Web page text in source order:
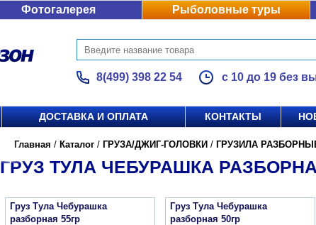
Фотогалерея Рыболовные туры
8(499) 398 22 54 с 10 до 19 без
ДОСТАВКА И ОПЛАТА КОНТАКТЫ
Главная / Каталог / ГРУЗА/ДЖИГ-ГОЛОВКИ / ГРУЗИЛА
ГРУЗ ТУЛА ЧЕБУРАШКА
Груз Тула Чебурашка
разборная 55гр
Груз Тула Чебурашка
разборная 50гр